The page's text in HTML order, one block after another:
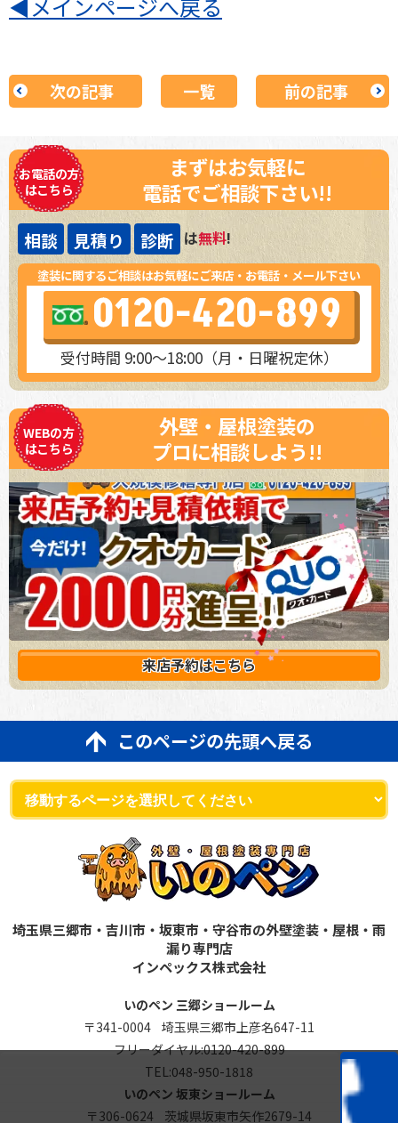
◀メインページへ戻る
次の記事 一覧 前の記事
お電話の方
はこちら
まずはお気軽に
電話でご相談下さい!!
相談 見積り 診断 は無料!
塗装に関するご相談はお気軽にご来店・お電話・メール下さい
0120-420-899
受付時間 9:00～18:00（月・日曜祝定休）
WEBの方
はこちら
外壁・屋根塗装の
プロに相談しよう!!
来店予約はこちら
このページの先頭へ戻る
埼玉県三郷市・吉川市・坂東市・守谷市の外壁塗装・屋根・雨
漏り専門店
インペックス株式会社
いのペン 三郷ショールーム
〒341-0004 埼玉県三郷市上彦名647-11
フリーダイヤル:0120-420-899
TEL:048-950-1818
いのペン 坂東ショールーム
〒306-0624 茨城県坂東市矢作2679-14